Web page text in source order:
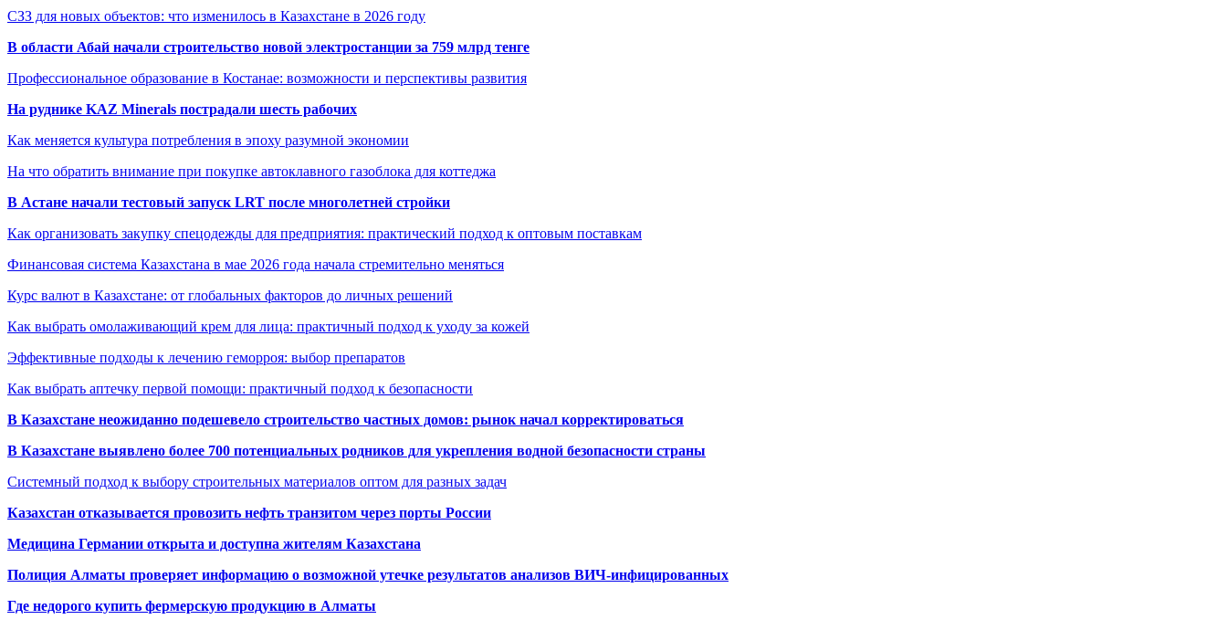
СЗЗ для новых объектов: что изменилось в Казахстане в 2026 году
В области Абай начали строительство новой электростанции за 759 млрд тенге
Профессиональное образование в Костанае: возможности и перспективы развития
На руднике KAZ Minerals пострадали шесть рабочих
Как меняется культура потребления в эпоху разумной экономии
На что обратить внимание при покупке автоклавного газоблока для коттеджа
В Астане начали тестовый запуск LRT после многолетней стройки
Как организовать закупку спецодежды для предприятия: практический подход к оптовым поставкам
Финансовая система Казахстана в мае 2026 года начала стремительно меняться
Курс валют в Казахстане: от глобальных факторов до личных решений
Как выбрать омолаживающий крем для лица: практичный подход к уходу за кожей
Эффективные подходы к лечению геморроя: выбор препаратов
Как выбрать аптечку первой помощи: практичный подход к безопасности
В Казахстане неожиданно подешевело строительство частных домов: рынок начал корректироваться
В Казахстане выявлено более 700 потенциальных родников для укрепления водной безопасности страны
Системный подход к выбору строительных материалов оптом для разных задач
Казахстан отказывается провозить нефть транзитом через порты России
Медицина Германии открыта и доступна жителям Казахстана
Полиция Алматы проверяет информацию о возможной утечке результатов анализов ВИЧ-инфицированных
Где недорого купить фермерскую продукцию в Алматы